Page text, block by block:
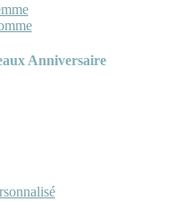
Anniversaire